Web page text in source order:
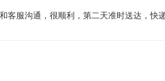
服沟通，很顺利，第二天准时送达，快